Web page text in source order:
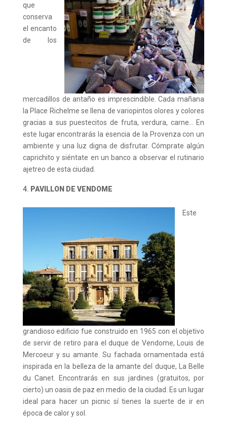
que
conserva
el encanto
de los
mercadillos de antaño es imprescindible. Cada mañana
la Place Richelme se llena de variopintos olores y colores
gracias a sus puestecitos de fruta, verdura, carne… En
este lugar encontrarás la esencia de la Provenza con un
ambiente y una luz digna de disfrutar. Cómprate algún
caprichito y siéntate en un banco a observar el rutinario
ajetreo de esta ciudad.
PAVILLON DE VENDOME
Este
grandioso edificio fue construido en 1965 con el objetivo
de servir de retiro para el duque de Vendome, Louis de
Mercoeur y su amante. Su fachada ornamentada está
inspirada en la belleza de la amante del duque, La Belle
du Canet. Encontrarás en sus jardines (gratuitos, por
cierto) un oasis de paz en medio de la ciudad. Es un lugar
ideal para hacer un picnic sí tienes la suerte de ir en
época de calor y sol.